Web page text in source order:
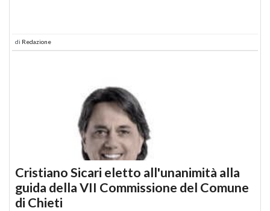
di Redazione
Cristiano Sicari eletto all'unanimità alla
guida della VII Commissione del Comune
di Chieti